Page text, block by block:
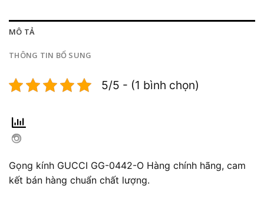
MÔ TẢ
THÔNG TIN BỔ SUNG
5/5 - (1 bình chọn)
Gọng kính GUCCI GG-0442-O Hàng chính hãng, cam
kết bán hàng chuẩn chất lượng.